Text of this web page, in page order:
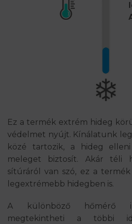
Ez a termék extrém hideg
védelmet nyújt. Kínálatunk
közé tartozik, a hideg elleni
meleget biztosít. Akár téli
sítúráról van szó, ez a
legextrémebb hidegben is.
A különböző hőmérő
megtekintheti a többi